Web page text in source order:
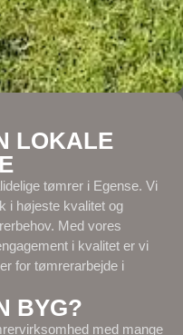
LOKALE
tømrer i Egense. Vi
i højeste kvalitet og
Med vores
i kvalitet er vi
for tømrerarbejde i
BYG?
med mange